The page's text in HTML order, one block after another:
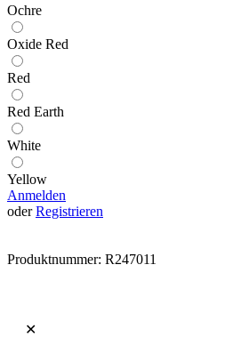
Ochre
Oxide Red
Red
Red Earth
White
Yellow
Anmelden
oderRegistrieren
Produktnummer: R247011
✕